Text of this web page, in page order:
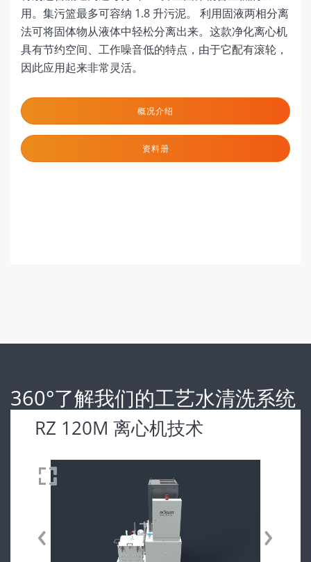
用。集污篮最多可容纳 1.8 升污泥。 利用固液两相分离
法可将固体物从液体中轻松分离出来。这款净化离心机
具有节约空间、工作噪音低的特点，由于它配有滚轮，
因此应用起来非常灵活。
概况介绍
资料册
360°了解我们的工艺水清洗系统
RZ 120M 离心机技术